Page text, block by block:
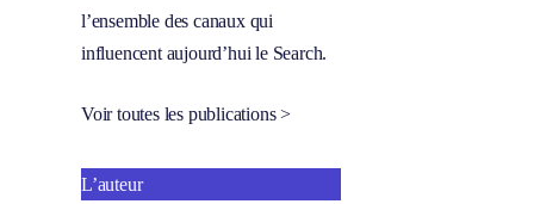
l’ensemble des canaux qui
influencent aujourd’hui le Search.
Voir toutes les publications >
L’auteur